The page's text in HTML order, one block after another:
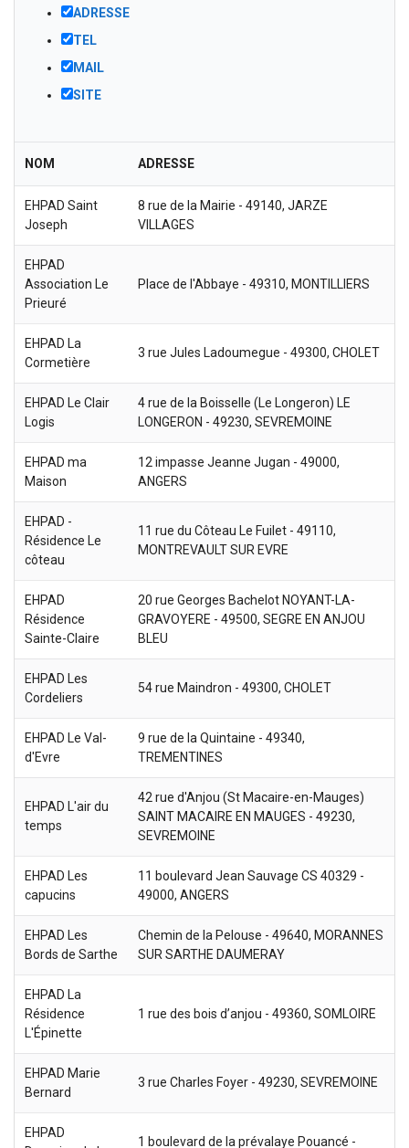
ADRESSE
TEL
MAIL
SITE
NOM ADRESSE
EHPAD Saint
Joseph
8 rue de la Mairie - 49140, JARZE
VILLAGES
EHPAD
Association Le
Prieuré
Place de l'Abbaye - 49310, MONTILLIERS
EHPAD La
Cormetière
3 rue Jules Ladoumegue - 49300, CHOLET
EHPAD Le Clair
Logis
4 rue de la Boisselle (Le Longeron) LE
LONGERON - 49230, SEVREMOINE
EHPAD ma
Maison
12 impasse Jeanne Jugan - 49000,
ANGERS
EHPAD -
Résidence Le
côteau
11 rue du Côteau Le Fuilet - 49110,
MONTREVAULT SUR EVRE
EHPAD
Résidence
Sainte-Claire
20 rue Georges Bachelot NOYANT-LA-
GRAVOYERE - 49500, SEGRE EN ANJOU
BLEU
EHPAD Les
Cordeliers
54 rue Maindron - 49300, CHOLET
EHPAD Le Val-
d'Evre
9 rue de la Quintaine - 49340,
TREMENTINES
EHPAD L'air du
temps
42 rue d'Anjou (St Macaire-en-Mauges)
SAINT MACAIRE EN MAUGES - 49230,
SEVREMOINE
EHPAD Les
capucins
11 boulevard Jean Sauvage CS 40329 -
49000, ANGERS
EHPAD Les
Bords de Sarthe
Chemin de la Pelouse - 49640, MORANNES
SUR SARTHE DAUMERAY
EHPAD La
Résidence
L'Épinette
1 rue des bois d’anjou - 49360, SOMLOIRE
EHPAD Marie
Bernard
3 rue Charles Foyer - 49230, SEVREMOINE
EHPAD
1 boulevard de la prévalaye Pouancé -